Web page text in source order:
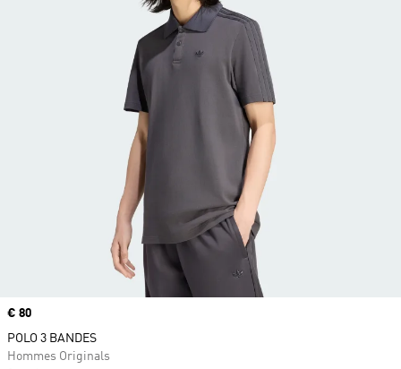
Prix
€ 80
POLO 3 BANDES
Hommes Originals